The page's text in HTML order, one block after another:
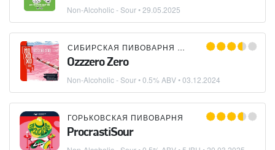
Non-Alcoholic - Sour•29.05.2025
СИБИРСКАЯ ПИВОВАРНЯ ЙОХОХО
Ozzzero Zero
Non-Alcoholic - Sour• 0.5% ABV •03.12.2024
ГОРЬКОВСКАЯ ПИВОВАРНЯ
ProcrastiSour